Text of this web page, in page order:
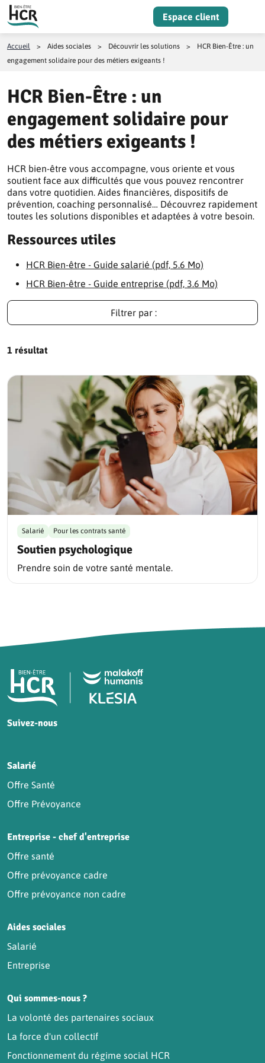
Aller au contenu
Espace client
Accueil > Aides sociales > Découvrir les solutions >
HCR Bien-Être : un
engagement solidaire pour des métiers exigeants !
HCR Bien-Être : un
engagement solidaire pour
des métiers exigeants !
HCR bien-être vous accompagne, vous oriente et vous
soutient face aux difficultés que vous pouvez rencontrer
dans votre quotidien. Aides financières, dispositifs de
prévention, coaching personnalisé… Découvrez rapidement
toutes les solutions disponibles et adaptées à votre besoin.
Ressources utiles
HCR Bien-être - Guide salarié (pdf, 5.6 Mo)
HCR Bien-être - Guide entreprise (pdf, 3.6 Mo)
Filtrer par :
1 résultat
Soutien psychologique
Salarié Pour les contrats santé
Prendre soin de votre santé mentale.
Pied de page HCR Bien-Être
Suivez-nous
Salarié
Offre Santé
Offre Prévoyance
Entreprise - chef d'entreprise
Offre santé
Offre prévoyance cadre
Offre prévoyance non cadre
Aides sociales
Salarié
Entreprise
Qui sommes-nous ?
La volonté des partenaires sociaux
La force d'un collectif
Fonctionnement du régime social HCR